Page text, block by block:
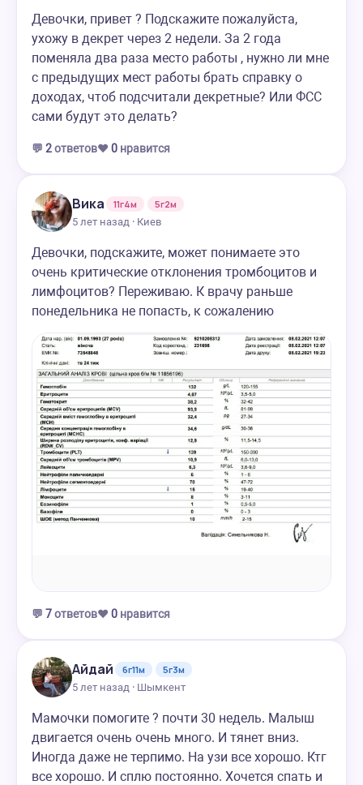
Девочки, привет ? Подскажите пожалуйста,
ухожу в декрет через 2 недели. За 2 года
поменяла два раза место работы , нужно ли мне
с предыдущих мест работы брать справку о
доходах, чтоб подсчитали декретные? Или ФСС
сами будут это делать?
💬 2ответов❤️ 0 нравится
Вика 11г4м
5г2м
5 лет назад · Киев
Девочки, подскажите, может понимаете это
очень критические отклонения тромбоцитов и
лимфоцитов? Переживаю. К врачу раньше
понедельника не попасть, к сожалению
💬 7ответов❤️ 0 нравится
Айдай 6г11м
5г3м
5 лет назад · Шымкент
Мамочки помогите ? почти 30 недель. Малыш
двигается очень очень много. И тянет вниз.
Иногда даже не терпимо. На узи все хорошо. Ктг
все хорошо. И сплю постоянно. Хочется спать и